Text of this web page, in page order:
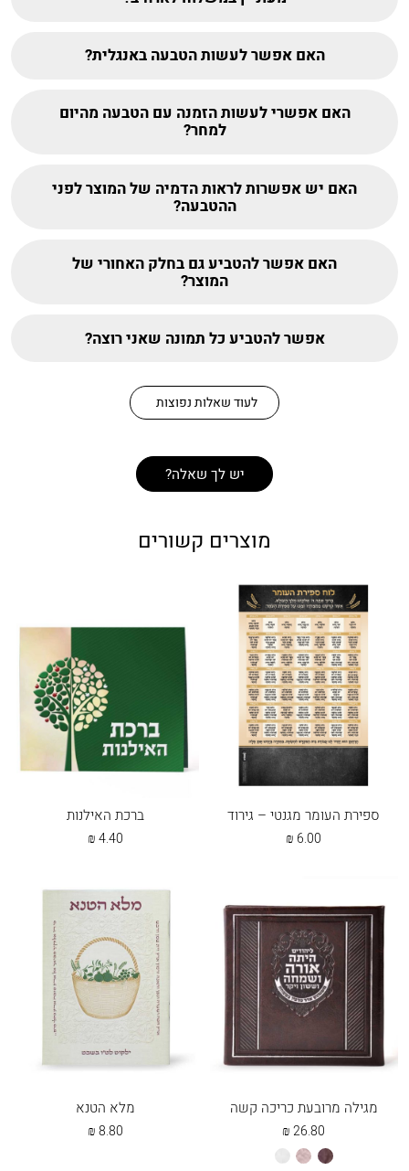
האם אפשר לעשות הטבעה באנגלית?
האם אפשרי לעשות הזמנה עם הטבעה מהיום
למחר?
האם יש אפשרות לראות הדמיה של המוצר לפני
ההטבעה?
האם אפשר להטביע גם בחלק האחורי של
המוצר?
אפשר להטביע כל תמונה שאני רוצה?
לעוד שאלות נפוצות
יש לך שאלה?
מוצרים קשורים
ספירת העומר מגנטי – גירוד
6.00
₪
ברכת האילנות
4.40
₪
מגילה מרובעת כריכה קשה
26.80
₪
חום כספסף
לבן
מלא הטנא
8.80
₪